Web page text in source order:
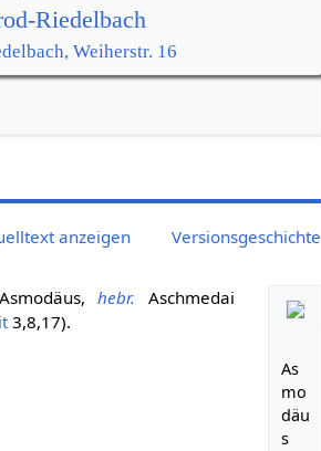
Riedelbach
Weiherstr. 16
anzeigen Versionsgeschichte
As
mo
däu
s
hebr. Aschmedai
3,8,17).